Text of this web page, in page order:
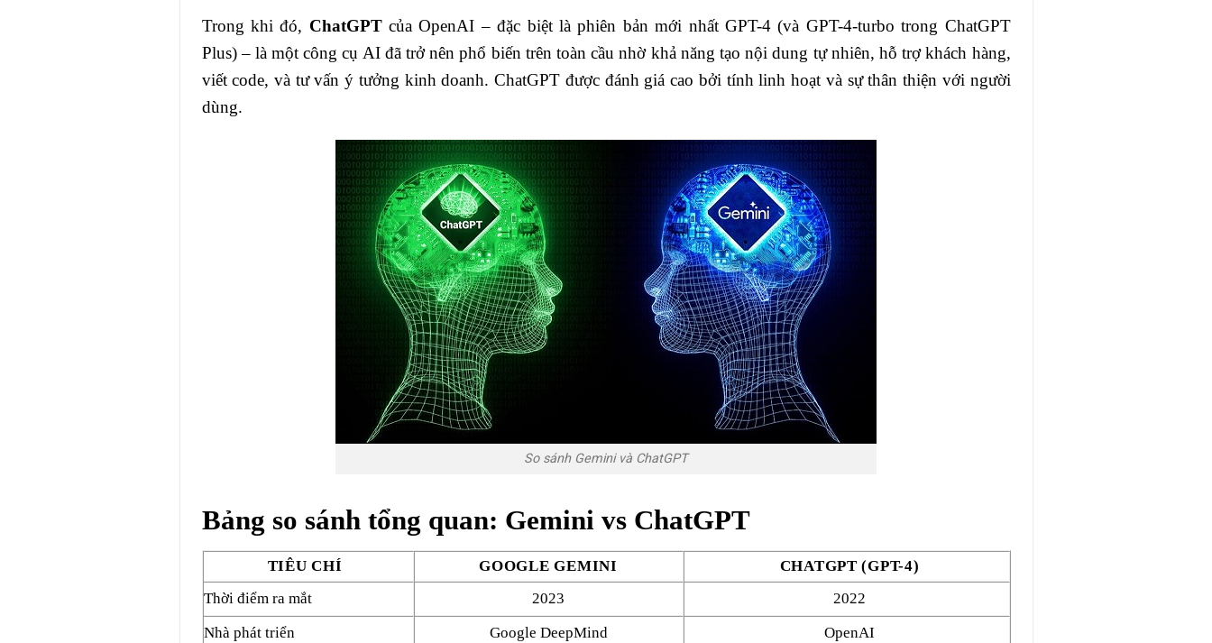
Trong khi đó, ChatGPTcủa OpenAI – đặc biệt là phiên bản mới nhất GPT-4 (và GPT-4-turbo trong ChatGPT
Plus) – là một công cụ AI đã trở nên phổ biến trên toàn cầu nhờ khả năng tạo nội dung tự nhiên, hỗ trợ khách hàng,
viết code, và tư vấn ý tưởng kinh doanh. ChatGPT được đánh giá cao bởi tính linh hoạt và sự thân thiện với người
dùng.
So sánh Gemini và ChatGPT
Bảng so sánh tổng quan: Gemini vs ChatGPT
TIÊU CHÍ GOOGLE GEMINI
CHATGPT (GPT-4)
Thời điểm ra mắt
2023
2022
Nhà phát triển
Google DeepMind
OpenAI